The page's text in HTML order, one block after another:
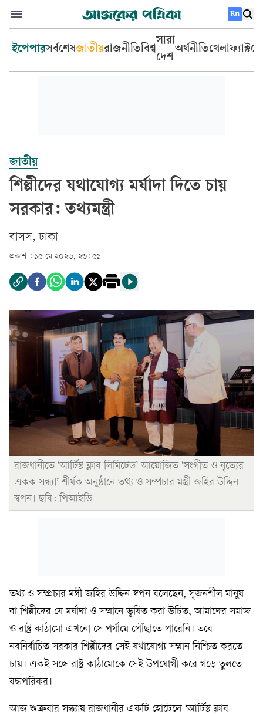
En
ইপেপারসর্বশেষজাতীয়রাজনীতিবিশ্ব
সারা
দেশ
অর্থনীতিখেলা
জাতীয়
শিল্পীদের যথাযোগ্য মর্যাদা দিতে চায়
সরকার: তথ্যমন্ত্রী
বাসস, ঢাকা
প্রকাশ : ১৫ মে ২০২৬, ২৩: ৫১
রাজধানীতে ‘আর্টিস্ট ক্লাব লিমিটেড’ আয়োজিত ‘সংগীত ও নৃত্যের
একক সন্ধ্যা’ শীর্ষক অনুষ্ঠানে তথ্য ও সম্প্রচার মন্ত্রী জহির উদ্দিন
স্বপন। ছবি: পিআইডি
তথ্য ও সম্প্রচার মন্ত্রী জহির উদ্দিন স্বপন বলেছেন, সৃজনশীল মানুষ
বা শিল্পীদের যে মর্যাদা ও সম্মানে ভূষিত করা উচিত, আমাদের সমাজ
ও রাষ্ট্র কাঠামো এখনো সে পর্যায়ে পৌঁছাতে পারেনি। তবে
নবনির্বাচিত সরকার শিল্পীদের সেই যথাযোগ্য সম্মান নিশ্চিত করতে
চায়। একই সঙ্গে রাষ্ট্র কাঠামোকে সেই উপযোগী করে গড়ে তুলতে
বদ্ধপরিকর।
আজ শুক্রবার সন্ধ্যায় রাজধানীর একটি হোটেলে ‘আর্টিস্ট ক্লাব